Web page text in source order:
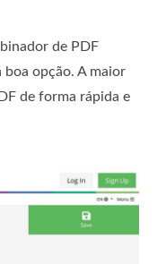
de PDF
opção. A maior
de forma rápida e